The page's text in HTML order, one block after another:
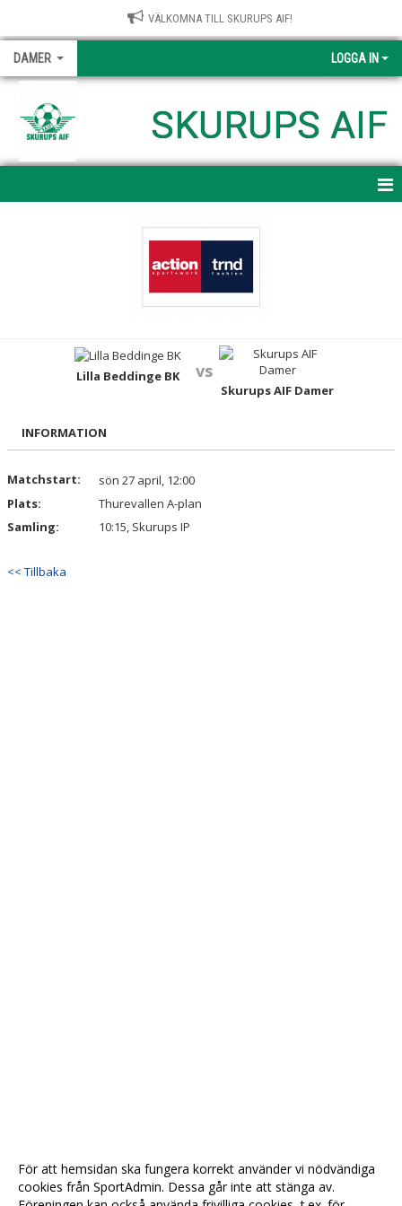
VÄLKOMNA TILL SKURUPS AIF!
DAMER LOGGA IN
SKURUPS AIF
DOKUMENT
Lilla Beddinge BK vs
Skurups AIF Damer
INFORMATION
Matchstart:
sön 27 april, 12:00
Plats:
Thurevallen A-plan
Samling:
10:15, Skurups IP
<< Tillbaka
För att hemsidan ska fungera korrekt använder vi nödvändiga
cookies från SportAdmin. Dessa går inte att stänga av.